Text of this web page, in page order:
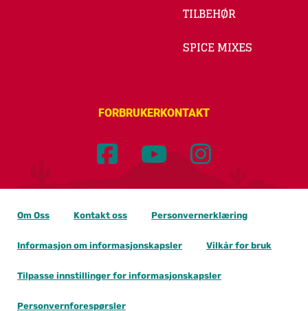
TILBEHØR
SPICE MIXES
FORBRUKERKONTAKT
Om Oss Kontakt oss Personvernerklæring
Informasjon om informasjonskapsler Vilkår for bruk
Tilpasse innstillinger for informasjonskapsler
Personvernforespørsler